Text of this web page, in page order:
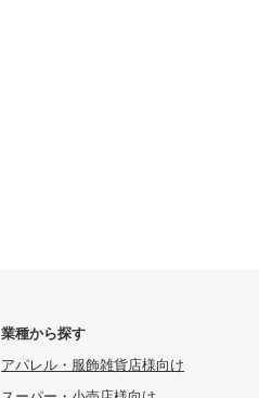
業種から探す
アパレル・服飾雑貨店様向け